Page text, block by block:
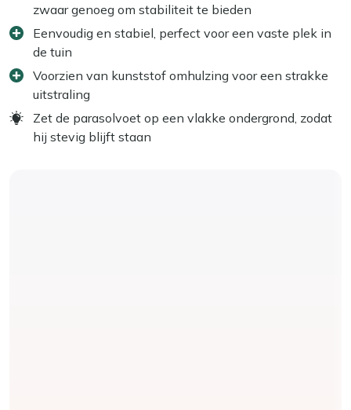
zwaar genoeg om stabiliteit te bieden
Eenvoudig en stabiel, perfect voor een vaste plek in
de tuin
Voorzien van kunststof omhulzing voor een strakke
uitstraling
Zet de parasolvoet op een vlakke ondergrond, zodat
hij stevig blijft staan